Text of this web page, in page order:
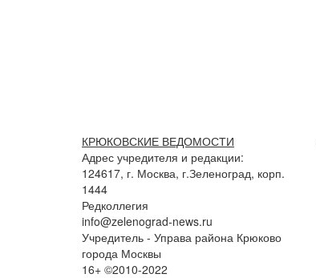
КРЮКОВСКИЕ ВЕДОМОСТИ
Адрес учредителя и редакции:
124617, г. Москва, г.Зеленоград, корп.
1444
Редколлегия
info@zelenograd-news.ru
Учредитель - Управа района Крюково
города Москвы
16+ ©2010-2022